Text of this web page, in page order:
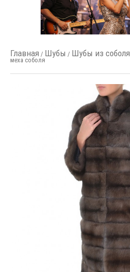
Главная / Шубы / Шубы из соболя
меха соболя